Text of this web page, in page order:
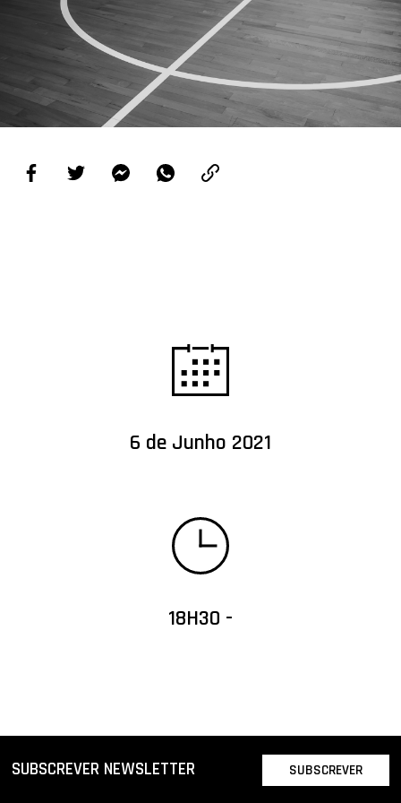
PROJETOS
LIGA BETCLIC MASCULINA
LIGA BETCLIC FEMININA
6 de Junho 2021
18H30 -
SUBSCREVER NEWSLETTER SUBSCREVER